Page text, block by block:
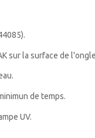
sur la surface de
de temps.
UV.